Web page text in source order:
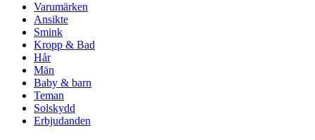
Varumärken
Ansikte
Smink
Kropp & Bad
Hår
Män
Baby & barn
Teman
Solskydd
Erbjudanden